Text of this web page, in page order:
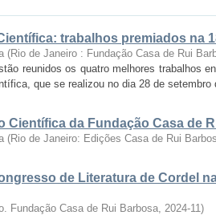
trabalhos premiados na
(Rio de Janeiro : Fundação Casa de Rui
reunidos os quatro melhores trabalhos
que se realizou no dia 28 de
Científica da Fundação Casa de
(Rio de Janeiro: Edições Casa de Rui
de Literatura de Cordel
Fundação Casa de Rui Barbosa, 2024-11)